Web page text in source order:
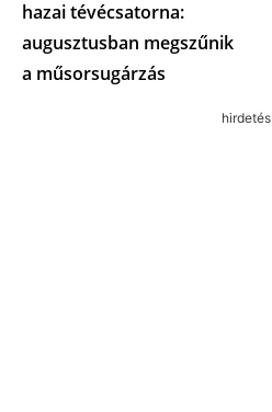
hazai tévécsatorna:
augusztusban megszűnik
a műsorsugárzás
hirdetés